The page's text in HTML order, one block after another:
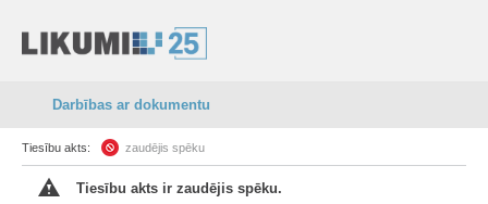
Darbības ar dokumentu
Tiesību akts: zaudējis spēku
Tiesību akts ir zaudējis spēku.